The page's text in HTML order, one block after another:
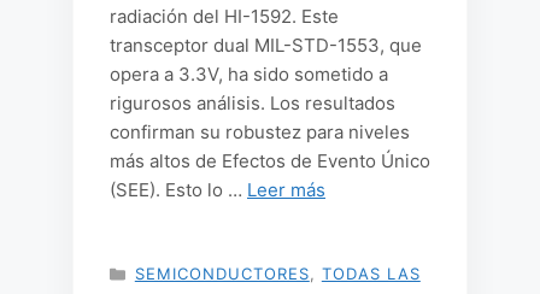
radiación del HI-1592. Este
transceptor dual MIL-STD-1553, que
opera a 3.3V, ha sido sometido a
rigurosos análisis. Los resultados
confirman su robustez para niveles
más altos de Efectos de Evento Único
(SEE). Esto lo … Leer más
CATEGORÍAS
SEMICONDUCTORES
TODAS LAS